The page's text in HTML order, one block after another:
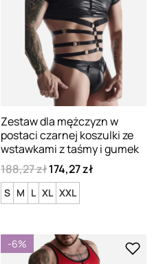
Zestaw dla mężczyzn w
postaci czarnej koszulki ze
wstawkami z taśmy i gumek
188,27 zł174,27 zł
S M L XL XXL
-6%